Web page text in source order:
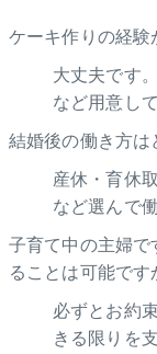
ケーキ作りの経験
大丈夫です
など用意し
結婚後の働き方は
産休・育休
など選んで
子育て中の主婦で
ることは可能です
必ずとお約
きる限りを